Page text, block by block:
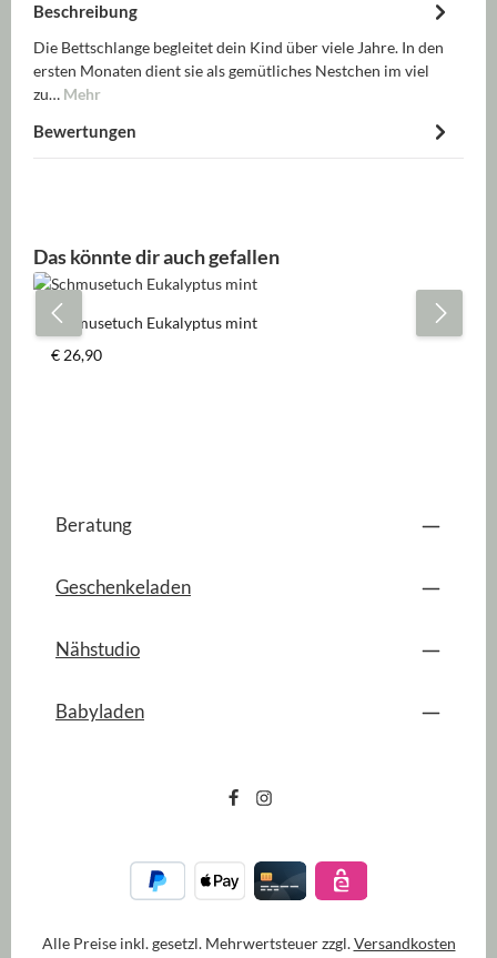
Beschreibung
Die Bettschlange begleitet dein Kind über viele Jahre. In den
ersten Monaten dient sie als gemütliches Nestchen im viel
zu… Mehr
Bewertungen
Produktgalerie überspringen
Das könnte dir auch gefallen
Schmusetuch Eukalyptus mint
Regulärer Preis:
€ 26,90
Beratung
Geschenkeladen
Nähstudio
Babyladen
Alle Preise inkl. gesetzl. Mehrwertsteuer zzgl.Versandkosten